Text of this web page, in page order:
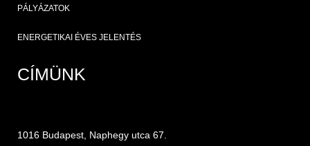
PÁLYÁZATOK
ENERGETIKAI ÉVES JELENTÉS
CÍMÜNK
1016 Budapest, Naphegy utca 67.